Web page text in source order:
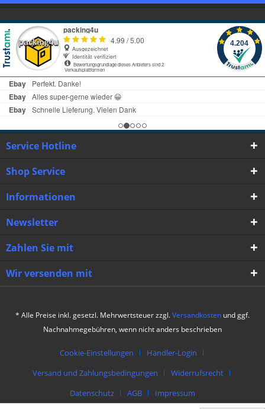
Service Hotline
Shop Service
Informationen
Newsletter
Zahlen Sie mit
Wir versenden mit
* Alle Preise inkl. gesetzl. Mehrwertsteuer zzgl.Versandkosten und ggf.
Nachnahmegebühren, wenn nicht anders beschrieben
Cookie-Einstellungen
Händler-Login
Versand und Zahlungsbedingungen
Widerrufsrecht
Datenschutz
AGB Impressum